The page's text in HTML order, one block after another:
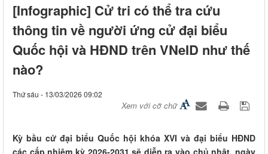
[Infographic] Cử tri có thể tra cứu
thông tin về người ứng cử đại biểu
Quốc hội và HĐND trên VNeID như thế
nào?
Thứ sáu - 13/03/2026 09:02
Xem với cỡ chữ
Kỳ bầu cử đại biểu Quốc hội khóa XVI và đại biểu HĐND